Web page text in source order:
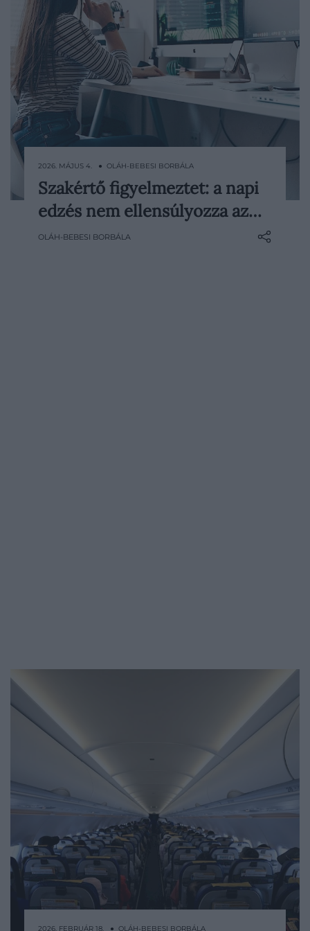
A mozgás fontosságáról régóta
egyértelmű üzeneteket kapunk:
2026. MÁJUS 4. ● OLÁH-BEBESI BORBÁLA
Szakértő figyelmeztet: a napi
edzés nem ellensúlyozza az…
OLÁH-BEBESI BORBÁLA
2026. FEBRUÁR 18. ● OLÁH-BEBESI BORBÁLA